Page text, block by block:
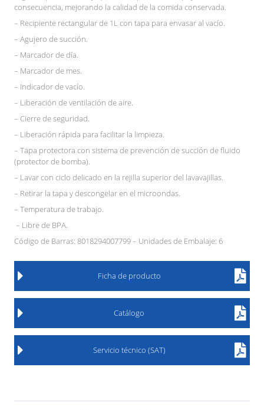
consecuencia, mejorando la calidad de la comida conservada.
– Recipiente rectangular de 1L con tapa para envasar al vacío.
– Agujero de succión.
– Marcador de día.
– Marcador de mes.
– Indicador de vacío.
– Liberación de ventilación de aire.
– Cierre de seguridad.
– Liberación rápida para facilitar la limpieza.
– Tapa protectora con sistema de prevención de succión de fluido
(protector de bomba).
– Lavar con ciclo delicado en la rejilla superior del lavavajillas.
– Retirar la tapa y descongelar en el microondas.
– Temperatura de trabajo.
– Libre de BPA.
Código de Barras: 8018294007799 – Unidades de Embalaje: 6
Ficha de producto
Catálogo
Servicio técnico (SAT)